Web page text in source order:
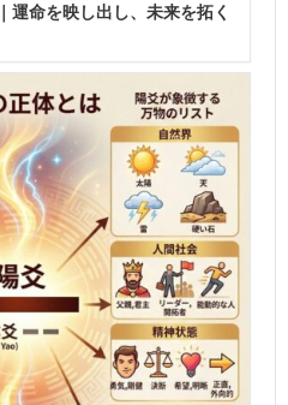
運命を映し出し、未来を拓く